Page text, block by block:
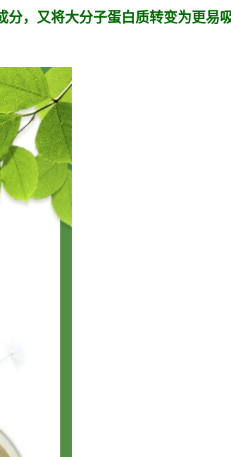
，又将大分子蛋白质转变为更易